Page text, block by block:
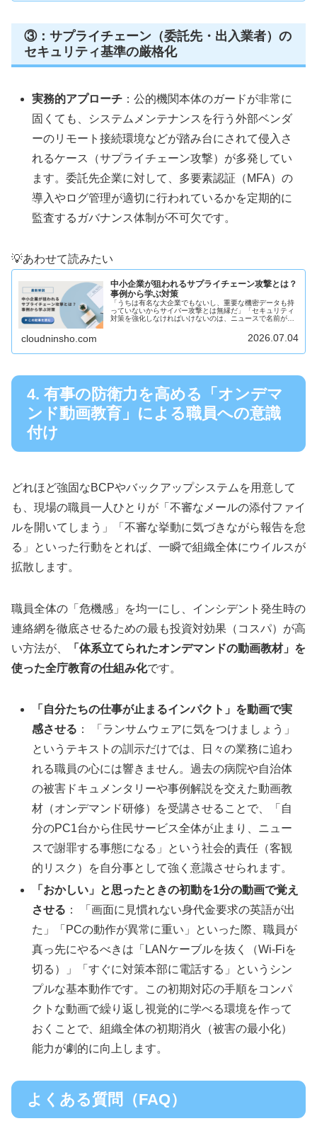
③：サプライチェーン（委託先・出入業者）の
セキュリティ基準の厳格化
実務的アプローチ ：公的機関本体のガードが非常に
固くても、システムメンテナンスを行う外部ベンダ
ーのリモート接続環境などが踏み台にされて侵入さ
れるケース（サプライチェーン攻撃）が多発してい
ます。委託先企業に対して、多要素認証（MFA）の
導入やログ管理が適切に行われているかを定期的に
監査するガバナンス体制が不可欠です。
💡あわせて読みたい
中小企業が狙われるサプライチェーン攻撃とは？
事例から学ぶ対策
「うちは有名な大企業でもないし、重要な機密データも持
っていないからサイバー攻撃とは無縁だ」「セキュリティ
対策を強化しなければいけないのは、ニュースで名前が出
cloudninsho.com 2026.07.04
4. 有事の防衛力を高める「オンデマ
ンド動画教育」による職員への意識
付け
どれほど強固なBCPやバックアップシステムを用意して
も、現場の職員一人ひとりが「不審なメールの添付ファイ
ルを開いてしまう」「不審な挙動に気づきながら報告を怠
る」といった行動をとれば、一瞬で組織全体にウイルスが
拡散します。
職員全体の「危機感」を均一にし、インシデント発生時の
連絡網を徹底させるための最も投資対効果（コスパ）が高
い方法が、
「体系立てられたオンデマンドの動画教材」を
使った全庁教育の仕組み化です。
「自分たちの仕事が止まるインパクト」を動画で実
感させる ： 「ランサムウェアに気をつけましょう」
というテキストの訓示だけでは、日々の業務に追わ
れる職員の心には響きません。過去の病院や自治体
の被害ドキュメンタリーや事例解説を交えた動画教
材（オンデマンド研修）を受講させることで、「自
分のPC1台から住民サービス全体が止まり、ニュー
スで謝罪する事態になる」という社会的責任（客観
的リスク）を自分事として強く意識させられます。
「おかしい」と思ったときの初動を1分の動画で覚え
させる ： 「画面に見慣れない身代金要求の英語が出
た」「PCの動作が異常に重い」といった際、職員が
真っ先にやるべきは「LANケーブルを抜く（Wi-Fiを
切る）」「すぐに対策本部に電話する」というシン
プルな基本動作です。この初期対応の手順をコンパ
クトな動画で繰り返し視覚的に学べる環境を作って
おくことで、組織全体の初期消火（被害の最小化）
能力が劇的に向上します。
よくある質問（FAQ）